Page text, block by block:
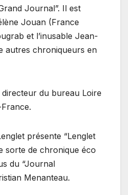
Journal”. Il est
Jouan (France
et l’inusable Jean-
autres chroniqueurs en
du bureau Loire
présente “Lenglet
sorte de chronique éco
du “Journal
Menanteau.